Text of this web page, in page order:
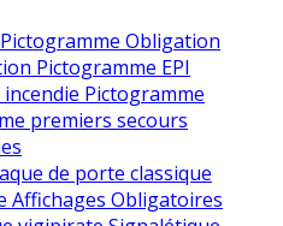
Pictogramme Obligation
Pictogramme EPI
Pictogramme
premiers secours
de porte classique
Affichages Obligatoires